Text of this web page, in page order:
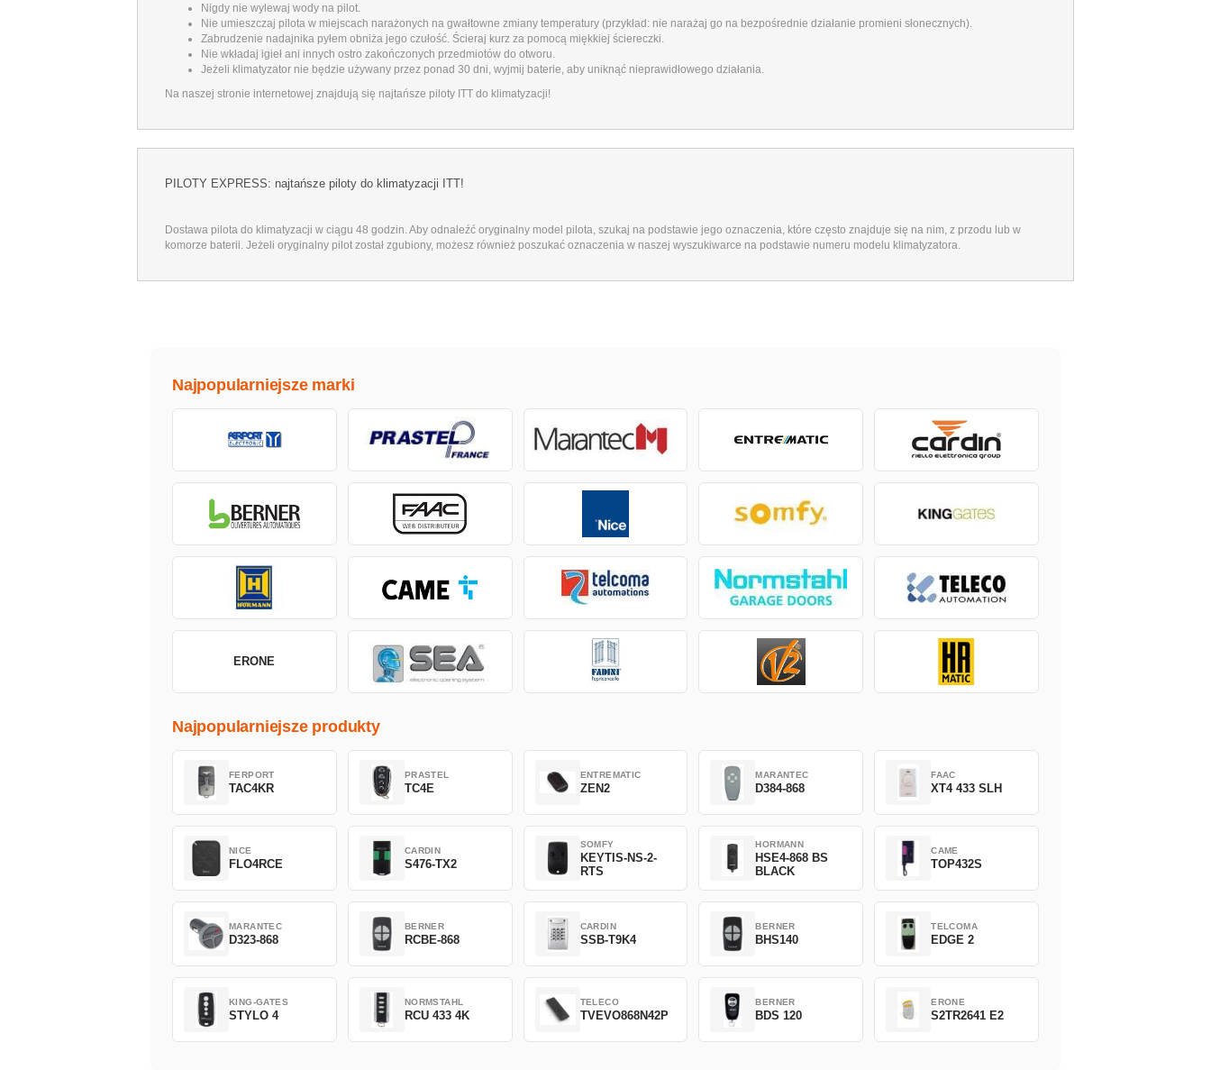
Nigdy nie wylewaj wody na pilot.
Nie umieszczaj pilota w miejscach narażonych na gwałtowne zmiany temperatury (przykład: nie narażaj go na bezpośrednie działanie promieni słonecznych).
Zabrudzenie nadajnika pyłem obniża jego czułość. Ścieraj kurz za pomocą miękkiej ściereczki.
Nie wkładaj igieł ani innych ostro zakończonych przedmiotów do otworu.
Jeżeli klimatyzator nie będzie używany przez ponad 30 dni, wyjmij baterie, aby uniknąć nieprawidłowego działania.
Na naszej stronie internetowej znajdują się najtańsze piloty ITT do klimatyzacji!
PILOTY EXPRESS: najtańsze piloty do klimatyzacji ITT!
Dostawa pilota do klimatyzacji w ciągu 48 godzin. Aby odnaleźć oryginalny model pilota, szukaj na podstawie jego oznaczenia, które często znajduje się na nim, z przodu lub w
komorze baterii. Jeżeli oryginalny pilot został zgubiony, możesz również poszukać oznaczenia w naszej wyszukiwarce na podstawie numeru modelu klimatyzatora.
Najpopularniejsze marki
ERONE
Najpopularniejsze produkty
FERPORT
TAC4KR
PRASTEL
TC4E
ENTREMATIC
ZEN2
MARANTEC
D384-868
FAAC
XT4 433 SLH
NICE
FLO4RCE
CARDIN
S476-TX2
SOMFY
KEYTIS-NS-2-
RTS
HORMANN
HSE4-868 BS
BLACK
CAME
TOP432S
MARANTEC
D323-868
BERNER
RCBE-868
CARDIN
SSB-T9K4
BERNER
BHS140
TELCOMA
EDGE 2
KING-GATES
STYLO 4
NORMSTAHL
RCU 433 4K
TELECO
TVEVO868N42P
BERNER
BDS 120
ERONE
S2TR2641 E2